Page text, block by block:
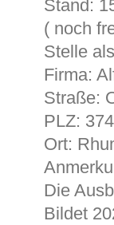
( noch
Stelle
Firma:
Straße:
PLZ:
Ort:
Die
Bildet